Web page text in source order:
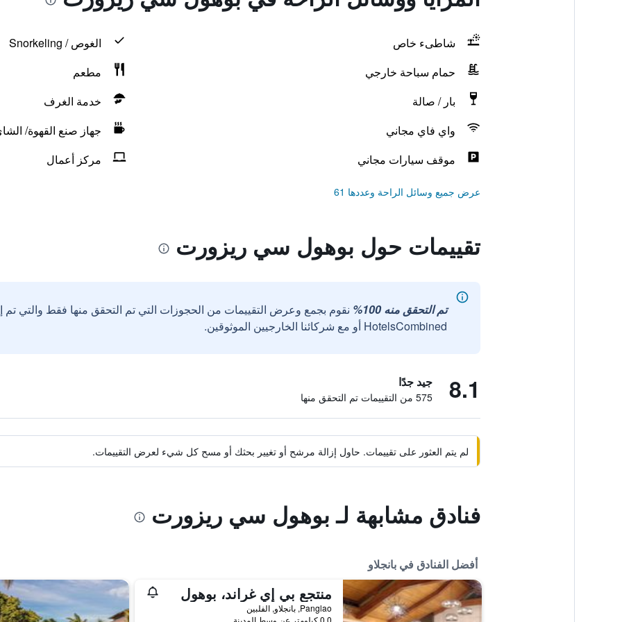
شاطىء خاص
الغوص / Snorkeling
حمام سباحة خارجي
مطعم
بار / صالة
خدمة الغرف
واي فاي مجاني
جهاز صنع القهوة/
موقف سيارات مجاني
مركز أعمال
عرض جميع وسائل الراحة وعددها 61
تقييمات حول بوهول سي ريزورت
تم التحقق منه 100%
نقوم بجمع وعرض التقييمات من الحجوزات التي تم التحقق منها فقط والتي
HotelsCombined أو مع شركائنا الخارجيين الموثوقين.
8.1 جيد جدًا
575 من التقييمات تم التحقق منها
لم يتم العثور على تقييمات. حاول إزالة مرشح أو تغيير بحثك أو مسح كل شيء لعرض التقييمات.
فنادق مشابهة لـ بوهول سي ريزورت
أفضل الفنادق في بانجلاو
منتجع بي إي غراند، بوهول
Panglao, بانجلاو, الفلبين
0.0 كيلومتر عن وسط المدينة